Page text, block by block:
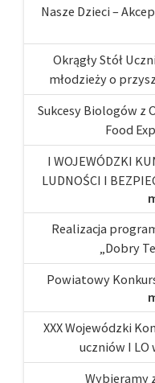
Nasze Dzieci –
Okrągły Stół
młodzieży o
Sukcesy Biologów z
Food
I WOJEWÓDZKI
LUDNOŚCI I
Realizacja
„Dobry
Powiatowy
XXX Wojewódzki
uczniów I LO
Wybieramy